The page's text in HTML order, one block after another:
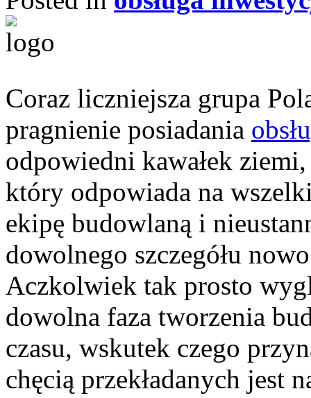
Coraz liczniejsza grupa
pragnienie posiadania
odpowiedni kawałek
który odpowiada na
ekipę budowlaną i
dowolnego szczegółu
Aczkolwiek tak prosto
dowolna faza tworzenia
czasu, wskutek czego
chęcią przekładanych jest